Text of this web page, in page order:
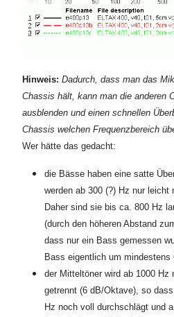
Hinweis: Dadurch, dass man das
Chassis hält, kann man die anderen
ausblenden und einen schnellen
Chassis welchen Frequenzbereich
Wer hätte das gedacht:
die Bässe haben eine satte
werden ab 300 (?) Hz nur leicht
Daher sind sie bis ca. 800 Hz
(durch den höheren Abstand
dass nur ein Bass gemessen
Bass eigentlich um mindestens
der Mitteltöner wird ab 1000 Hz
getrennt (6 dB/Oktave), so
Hz noch voll durchschlägt und